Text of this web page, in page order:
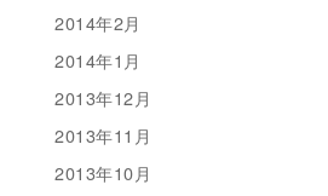
2014年2月
2014年1月
2013年12月
2013年11月
2013年10月